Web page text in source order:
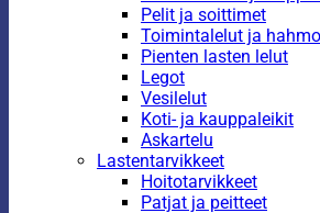
Pelit ja soittimet
Toimintalelut ja
Pienten lasten lelut
Legot
Vesilelut
Koti- ja kauppaleikit
Askartelu
Lastentarvikkeet
Hoitotarvikkeet
Patjat ja peitteet